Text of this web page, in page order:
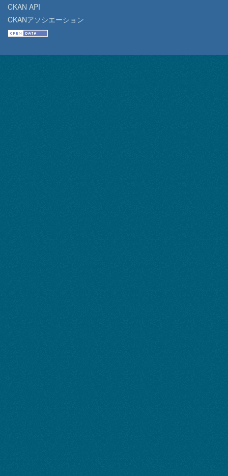
CKAN API
CKANアソシエーション